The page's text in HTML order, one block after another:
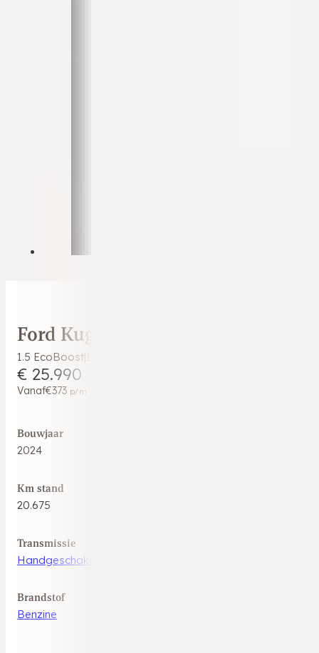
Ford Kuga
1.5 EcoBoost|1.800KG
€ 25.990
Vanaf€373 p/m
Bouwjaar
2024
Km stand
20.675
Transmissie
Handgeschakeld
Brandstof
Benzine